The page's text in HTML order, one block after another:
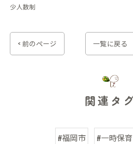
少人数制
< 前のページ 一覧に戻る
関連タ
#福岡市 #一時保育